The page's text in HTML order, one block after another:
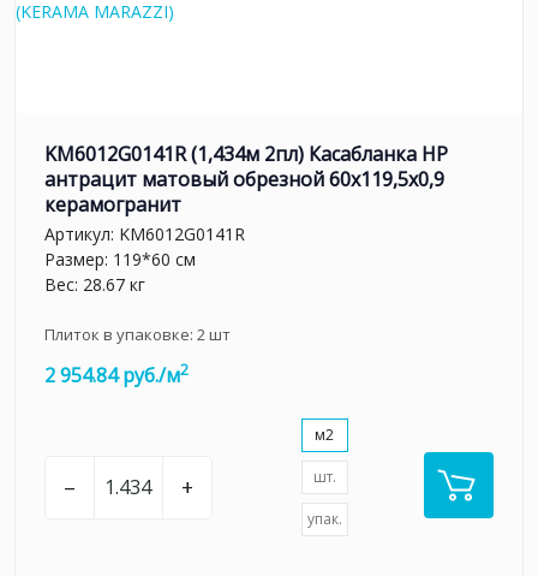
KM6012G0141R (1,434м 2пл) Касабланка HP
антрацит матовый обрезной 60x119,5x0,9
керамогранит
Артикул: KM6012G0141R
Размер: 119*60 см
Вес: 28.67 кг
Плиток в упаковке: 2шт
2 954.84 руб./м2
– +
м2
шт.
упак.